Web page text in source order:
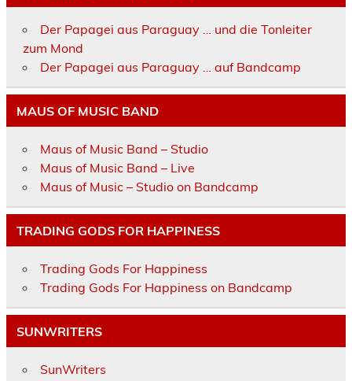
Der Papagei aus Paraguay … und die Tonleiter
zum Mond
Der Papagei aus Paraguay … auf Bandcamp
MAUS OF MUSIC BAND
Maus of Music Band – Studio
Maus of Music Band – Live
Maus of Music – Studio on Bandcamp
TRADING GODS FOR HAPPINESS
Trading Gods For Happiness
Trading Gods For Happiness on Bandcamp
SUNWRITERS
SunWriters